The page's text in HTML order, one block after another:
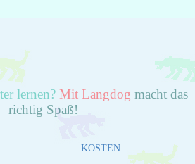
lernen? Mit Langdog macht das
richtig Spaß!
KOSTEN